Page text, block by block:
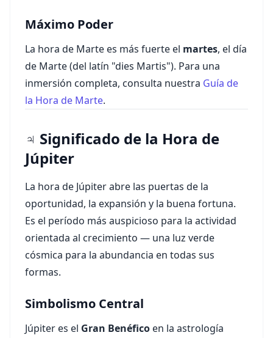
Máximo Poder
La hora de Marte es más fuerte el martes, el día
de Marte (del latín "dies Martis"). Para una
inmersión completa, consulta nuestra Guía de
la Hora de Marte.
♃ Significado de la Hora de
Júpiter
La hora de Júpiter abre las puertas de la
oportunidad, la expansión y la buena fortuna.
Es el período más auspicioso para la actividad
orientada al crecimiento — una luz verde
cósmica para la abundancia en todas sus
formas.
Simbolismo Central
Júpiter es el Gran Benéfico en la astrología